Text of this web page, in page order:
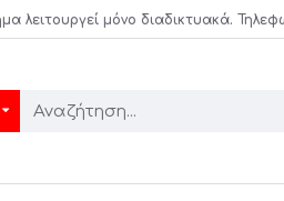
λειτουργεί μόνο διαδικτυακά.